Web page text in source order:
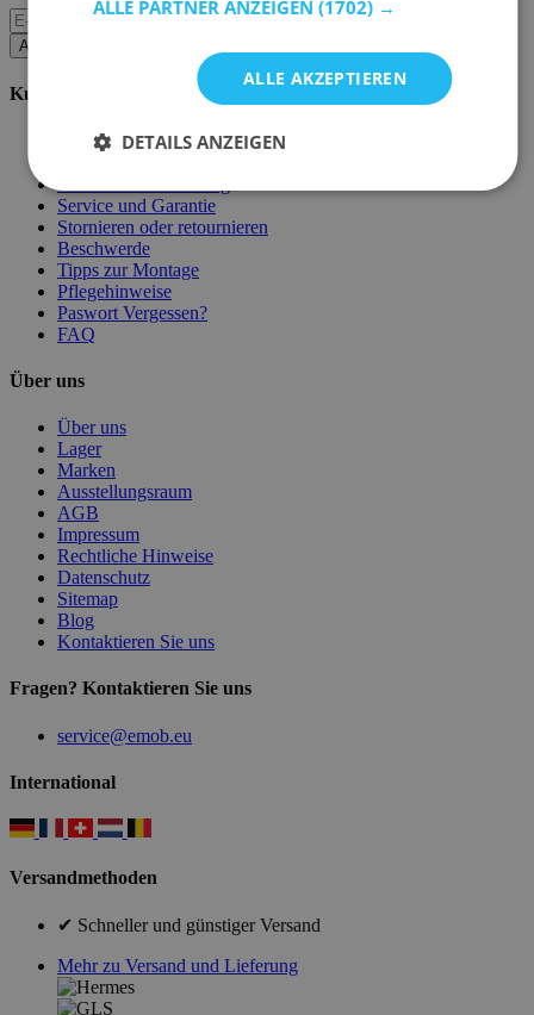
Abonnieren
Kundenservice
Bestellen bei Emob
Service und Garantie
Stornieren oder retournieren
Beschwerde
Tipps zur Montage
Pflegehinweise
Paswort Vergessen?
FAQ
Über uns
Über uns
Lager
Marken
Ausstellungsraum
AGB
Impressum
Rechtliche Hinweise
Datenschutz
Sitemap
Blog
Kontaktieren Sie uns
Fragen? Kontaktieren Sie uns
service@emob.eu
International
Versandmethoden
✔ Schneller und günstiger Versand
Mehr zu Versand und Lieferung
ALLE PARTNER ANZEIGEN (1702) →
ALLE AKZEPTIEREN
DETAILS ANZEIGEN